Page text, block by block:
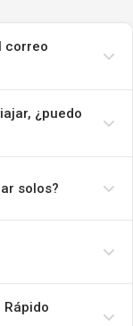
correo
¿puedo
solos?